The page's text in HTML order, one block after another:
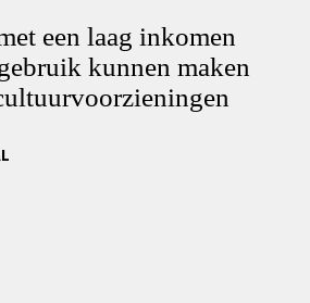
een laag inkomen
kunnen maken